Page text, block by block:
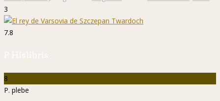
3
7.8
P. Hislibris
8
P. plebe